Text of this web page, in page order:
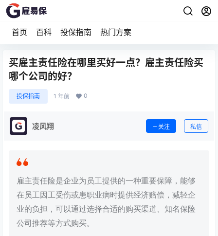
首页 百科 投保指南 热门方案
买雇主责任险在哪里买好一点？雇主责任险买
哪个公司的好？
投保指南 1 年前 0
凌风翔 关注 私信
雇主责任险是企业为员工提供的一种重要保障，能够
在员工因工受伤或患职业病时提供经济赔偿，减轻企
业的负担，可以通过选择合适的购买渠道、知名保险
公司推荐等方式购买。